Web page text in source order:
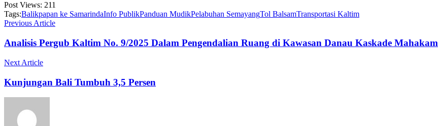
Post Views: 211
Tags:Balikpapan ke SamarindaInfo PublikPanduan MudikPelabuhan SemayangTol BalsamTransportasi Kaltim
Previous Article
Analisis Pergub Kaltim No. 9/2025 Dalam Pengendalian Ruang di Kawasan Danau Kaskade Mahakam
Next Article
Kunjungan Bali Tumbuh 3,5 Persen